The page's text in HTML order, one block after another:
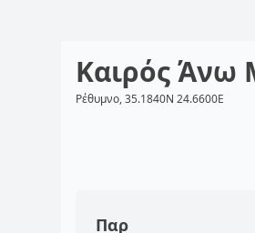
Καιρός Άνω
Ρέθυμνο, 35.1840N 24.6600E
Παρ